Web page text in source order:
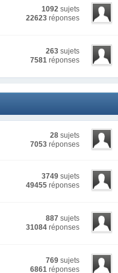
1092 sujets
22623 réponses
263 sujets
7581 réponses
28 sujets
7053 réponses
3749 sujets
49455 réponses
887 sujets
31084 réponses
769 sujets
6861 réponses